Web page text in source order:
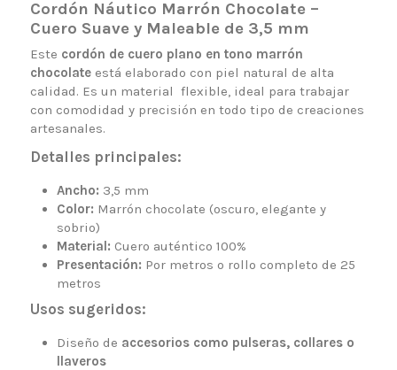
Cordón Náutico Marrón Chocolate –
Cuero Suave y Maleable de 3,5 mm
Este cordón de cuero plano en tono marrón
chocolateestá elaborado con piel natural de alta
calidad. Es un material flexible, ideal para trabajar
con comodidad y precisión en todo tipo de creaciones
artesanales.
Detalles principales:
Ancho: 3,5 mm
Color: Marrón chocolate (oscuro, elegante y
sobrio)
Material: Cuero auténtico 100%
Presentación: Por metros o rollo completo de 25
metros
Usos sugeridos:
Diseño de accesorios como pulseras, collares o
llaveros